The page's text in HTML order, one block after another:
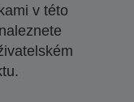
v této